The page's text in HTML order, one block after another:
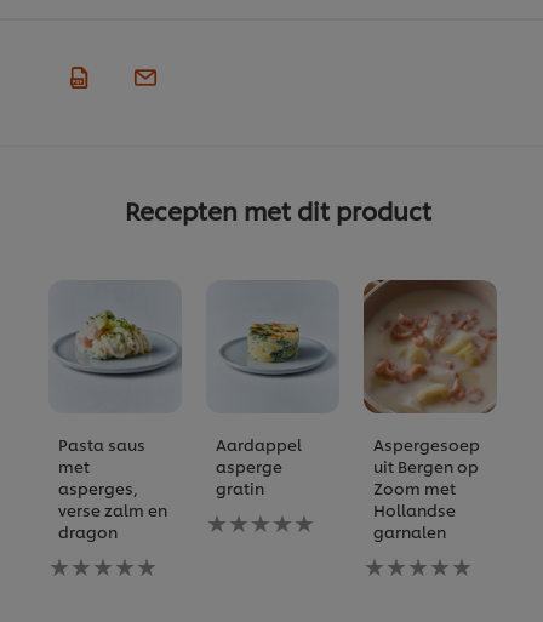
Recepten met dit product
Pasta saus
met
asperges,
verse zalm en
dragon
Geen
beoordelingen
Aardappel
asperge
gratin
Geen
beoordelingen
Aspergesoep
uit Bergen op
Zoom met
Hollandse
garnalen
Geen
beoordelingen